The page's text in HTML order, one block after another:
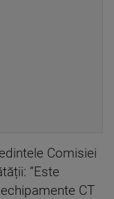
Comisiei
”Este
CT